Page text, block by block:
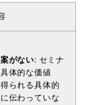
がない: セミナ
体的な価値
られる具体的
伝わっていな